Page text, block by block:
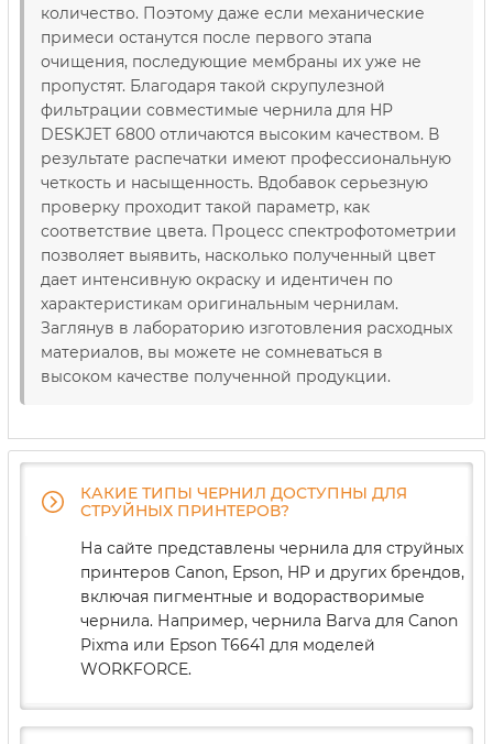
количество. Поэтому даже если механические
примеси останутся после первого этапа
очищения, последующие мембраны их уже не
пропустят. Благодаря такой скрупулезной
фильтрации совместимые чернила для HP
DESKJET 6800 отличаются высоким качеством. В
результате распечатки имеют профессиональную
четкость и насыщенность. Вдобавок серьезную
проверку проходит такой параметр, как
соответствие цвета. Процесс спектрофотометрии
позволяет выявить, насколько полученный цвет
дает интенсивную окраску и идентичен по
характеристикам оригинальным чернилам.
Заглянув в лабораторию изготовления расходных
материалов, вы можете не сомневаться в
высоком качестве полученной продукции.
КАКИЕ ТИПЫ ЧЕРНИЛ ДОСТУПНЫ ДЛЯ
СТРУЙНЫХ ПРИНТЕРОВ?
На сайте представлены чернила для струйных
принтеров Canon, Epson, HP и других брендов,
включая пигментные и водорастворимые
чернила. Например, чернила Barva для Canon
Pixma или Epson T6641 для моделей
WORKFORCE.